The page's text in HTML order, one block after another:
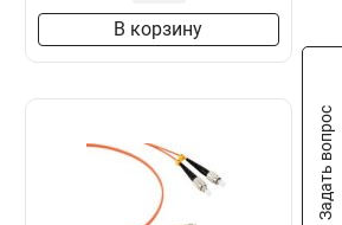
В корзину
Задать вопрос